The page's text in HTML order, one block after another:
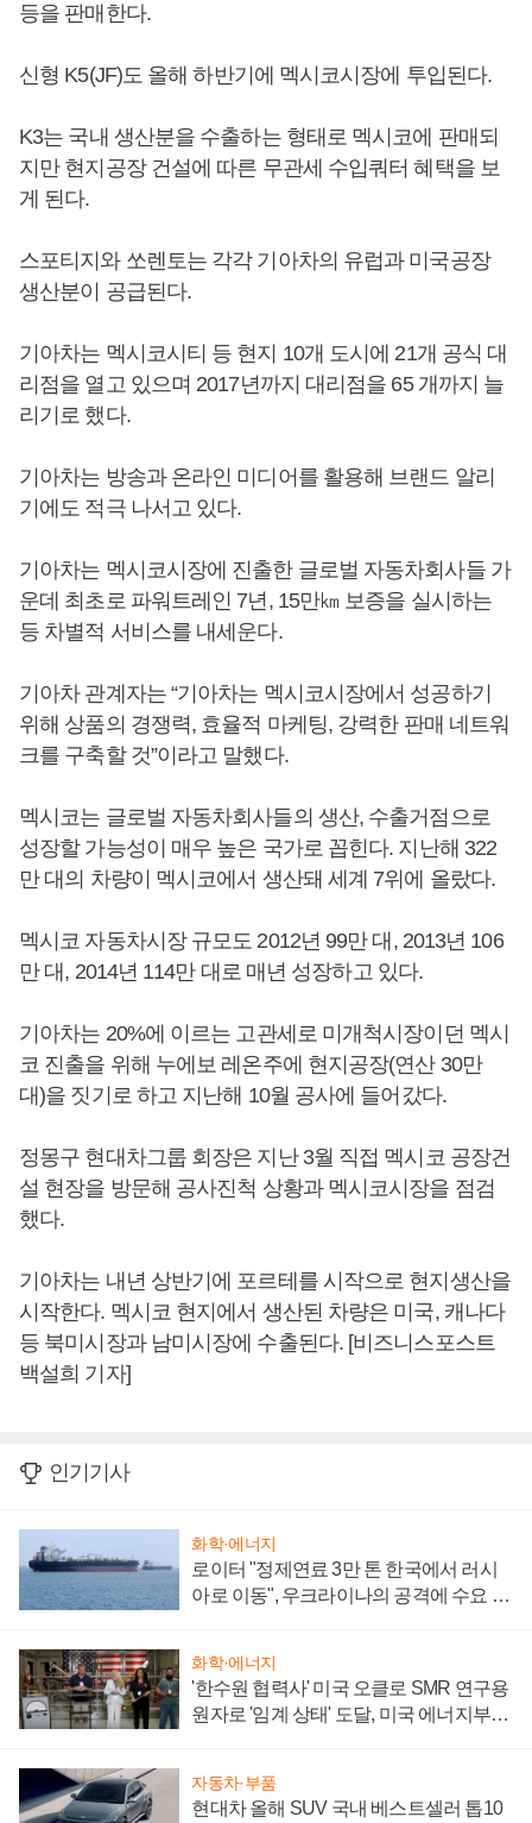
등을 판매한다.
신형 K5(JF)도 올해 하반기에 멕시코시장에 투입된다.
K3는 국내 생산분을 수출하는 형태로 멕시코에 판매되
지만 현지공장 건설에 따른 무관세 수입쿼터 혜택을 보
게 된다.
스포티지와 쏘렌토는 각각 기아차의 유럽과 미국공장
생산분이 공급된다.
기아차는 멕시코시티 등 현지 10개 도시에 21개 공식 대
리점을 열고 있으며 2017년까지 대리점을 65 개까지 늘
리기로 했다.
기아차는 방송과 온라인 미디어를 활용해 브랜드 알리
기에도 적극 나서고 있다.
기아차는 멕시코시장에 진출한 글로벌 자동차회사들 가
운데 최초로 파워트레인 7년, 15만㎞ 보증을 실시하는
등 차별적 서비스를 내세운다.
기아차 관계자는 “기아차는 멕시코시장에서 성공하기
위해 상품의 경쟁력, 효율적 마케팅, 강력한 판매 네트워
크를 구축할 것”이라고 말했다.
멕시코는 글로벌 자동차회사들의 생산, 수출거점으로
성장할 가능성이 매우 높은 국가로 꼽힌다. 지난해 322
만 대의 차량이 멕시코에서 생산돼 세계 7위에 올랐다.
멕시코 자동차시장 규모도 2012년 99만 대, 2013년 106
만 대, 2014년 114만 대로 매년 성장하고 있다.
기아차는 20%에 이르는 고관세로 미개척시장이던 멕시
코 진출을 위해 누에보 레온주에 현지공장(연산 30만
대)을 짓기로 하고 지난해 10월 공사에 들어갔다.
정몽구 현대차그룹 회장은 지난 3월 직접 멕시코 공장건
설 현장을 방문해 공사진척 상황과 멕시코시장을 점검
했다.
기아차는 내년 상반기에 포르테를 시작으로 현지생산을
시작한다. 멕시코 현지에서 생산된 차량은 미국, 캐나다
등 북미시장과 남미시장에 수출된다. [비즈니스포스트
백설희 기자]
인기기사
화학·에너지
로이터 "정제연료 3만 톤 한국에서 러시
아로 이동", 우크라이나의 공격에 수요 늘
화학·에너지
'한수원 협력사' 미국 오클로 SMR 연구용
원자로 '임계 상태' 도달, 미국 에너지부
자동차·부품
현대차 올해 SUV 국내 베스트셀러 톱10